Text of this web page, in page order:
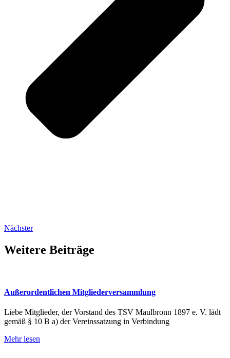
Nächster
Weitere Beiträge
Außerordentlichen Mitgliederversammlung
Liebe Mitglieder, der Vorstand des TSV Maulbronn 1897 e. V. lädt
gemäß § 10 B a) der Vereinssatzung in Verbindung
Mehr lesen